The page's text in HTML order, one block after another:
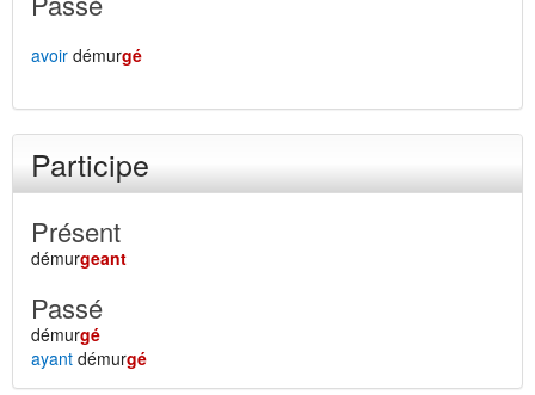
avoir démurgé
Participe
Présent
démurgeant
Passé
démurgé
ayant démurgé